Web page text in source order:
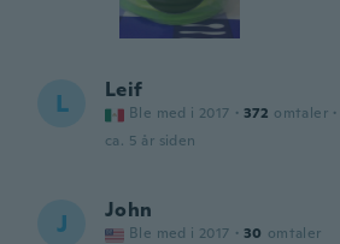
L Leif
Ble med i 2017 · 372 omtaler ·
ca. 5 år siden
J John
Ble med i 2017 · 30 omtaler